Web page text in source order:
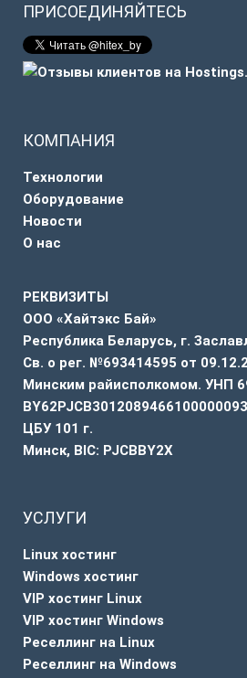
ПРИСОЕДИНЯЙТЕСЬ
КОМПАНИЯ
Технологии
Оборудование
Новости
О нас
РЕКВИЗИТЫ
ООО «Хайтэкс Бай»
Республика Беларусь, г.
Св. о рег. №693414595 от
Минским райисполкомом. УНП
ЦБУ 101 г.
Минск, BIC: PJCBBY2X
УСЛУГИ
Linux хостинг
Windows хостинг
VIP хостинг Linux
VIP хостинг Windows
Реселлинг на Linux
Реселлинг на Windows